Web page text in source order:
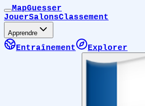
MapGuesser
JouerSalonsClassement
Apprendre
Entraînement Explorer